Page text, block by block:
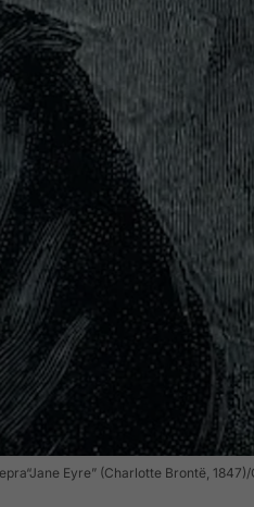
Eyre” (Charlotte Brontë,